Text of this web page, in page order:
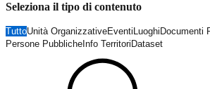
Seleziona il tipo di contenuto
TuttoUnità OrganizzativeEventi Luoghi Documenti
Persone Pubbliche Info Territori Dataset